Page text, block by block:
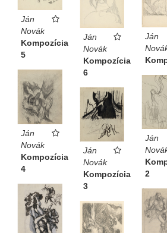
Ján
Novák
Kompozícia
5
Ján
Novák
Kompozícia
6
Ján
Ján
Novák
Kompozícia
4
Ján
2
Ján
Novák
Kompozícia
3